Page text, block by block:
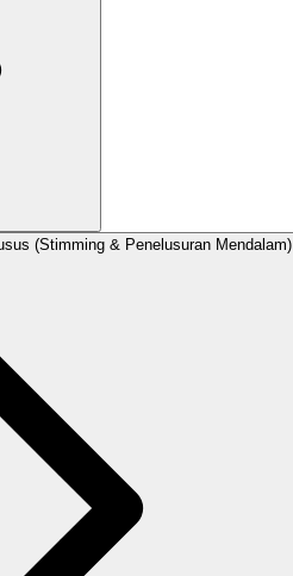
(Stimming & Penelusuran Mendalam)